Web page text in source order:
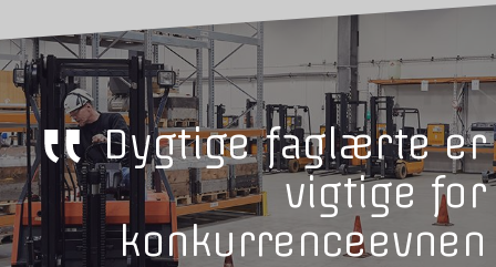
Dygtige faglærte er
vigtige for
konkurrenceevnen